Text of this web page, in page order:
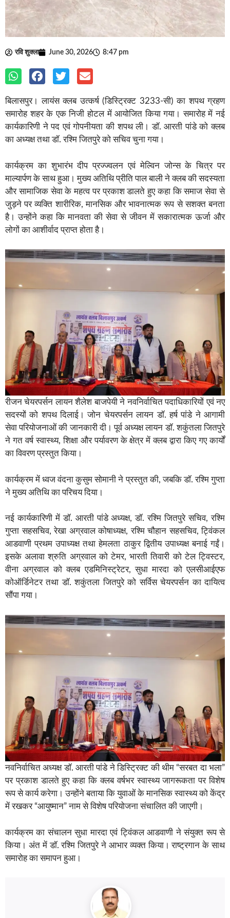
रवि शुक्ला June 30, 2026 8:47 pm
बिलासपुर। लायंस क्लब उत्कर्ष (डिस्ट्रिक्ट 3233-सी) का शपथ ग्रहण
समारोह शहर के एक निजी होटल में आयोजित किया गया। समारोह में नई
कार्यकारिणी ने पद एवं गोपनीयता की शपथ ली। डॉ. आरती पांडे को क्लब
का अध्यक्ष तथा डॉ. रश्मि जितपुरे को सचिव चुना गया।
कार्यक्रम का शुभारंभ दीप प्रज्ज्वलन एवं मेल्विन जोन्स के चित्र पर
माल्यार्पण के साथ हुआ। मुख्य अतिथि प्रीति पाल बाली ने क्लब की सदस्यता
और सामाजिक सेवा के महत्व पर प्रकाश डालते हुए कहा कि समाज सेवा से
जुड़ने पर व्यक्ति शारीरिक, मानसिक और भावनात्मक रूप से सशक्त बनता
है। उन्होंने कहा कि मानवता की सेवा से जीवन में सकारात्मक ऊर्जा और
लोगों का आशीर्वाद प्राप्त होता है।
रीजन चेयरपर्सन लायन शैलेश बाजपेयी ने नवनिर्वाचित पदाधिकारियों एवं नए
सदस्यों को शपथ दिलाई। जोन चेयरपर्सन लायन डॉ. हर्ष पांडे ने आगामी
सेवा परियोजनाओं की जानकारी दी। पूर्व अध्यक्ष लायन डॉ. शकुंतला जितपुरे
ने गत वर्ष स्वास्थ्य, शिक्षा और पर्यावरण के क्षेत्र में क्लब द्वारा किए गए कार्यों
का विवरण प्रस्तुत किया।
कार्यक्रम में ध्वज वंदना कुसुम सोमानी ने प्रस्तुत की, जबकि डॉ. रश्मि गुप्ता
ने मुख्य अतिथि का परिचय दिया।
नई कार्यकारिणी में डॉ. आरती पांडे अध्यक्ष, डॉ. रश्मि जितपुरे सचिव, रश्मि
गुप्ता सहसचिव, रेखा अग्रवाल कोषाध्यक्ष, रश्मि चौहान सहसचिव, ट्विंकल
आडवाणी प्रथम उपाध्यक्ष तथा हेमलता ठाकुर द्वितीय उपाध्यक्ष बनाई गईं।
इसके अलावा श्रुति अग्रवाल को टेमर, भारती तिवारी को टेल ट्विस्टर,
वीना अग्रवाल को क्लब एडमिनिस्ट्रेटर, सुधा मारदा को एलसीआईएफ
कोऑर्डिनेटर तथा डॉ. शकुंतला जितपुरे को सर्विस चेयरपर्सन का दायित्व
सौंपा गया।
नवनिर्वाचित अध्यक्ष डॉ. आरती पांडे ने डिस्ट्रिक्ट की थीम “सरबत दा भला”
पर प्रकाश डालते हुए कहा कि क्लब वर्षभर स्वास्थ्य जागरूकता पर विशेष
रूप से कार्य करेगा। उन्होंने बताया कि युवाओं के मानसिक स्वास्थ्य को केंद्र
में रखकर “आयुष्मान” नाम से विशेष परियोजना संचालित की जाएगी।
कार्यक्रम का संचालन सुधा मारदा एवं ट्विंकल आडवाणी ने संयुक्त रूप से
किया। अंत में डॉ. रश्मि जितपुरे ने आभार व्यक्त किया। राष्ट्रगान के साथ
समारोह का समापन हुआ।